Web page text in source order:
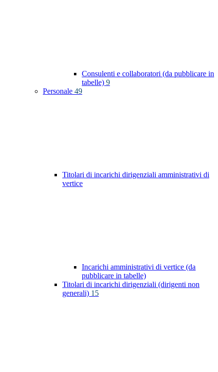
Consulenti e collaboratori (da pubblicare in
tabelle) 9
Personale 49
Titolari di incarichi dirigenziali amministrativi di
vertice
Incarichi amministrativi di vertice (da
pubblicare in tabelle)
Titolari di incarichi dirigenziali (dirigenti non
generali) 15